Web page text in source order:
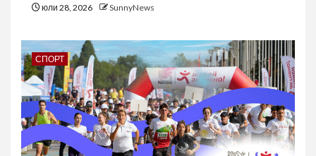
юли 28, 2026 SunnyNews
СПОРТ